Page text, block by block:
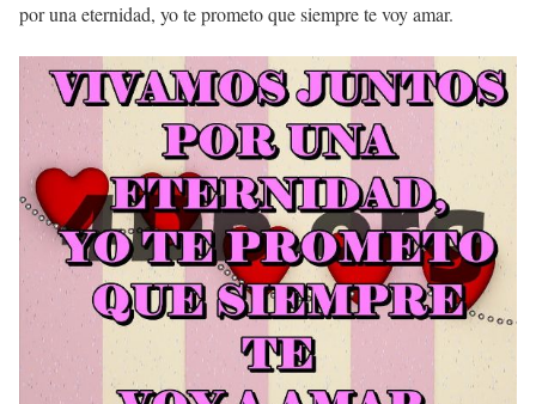
por una eternidad, yo te prometo que siempre te voy amar.